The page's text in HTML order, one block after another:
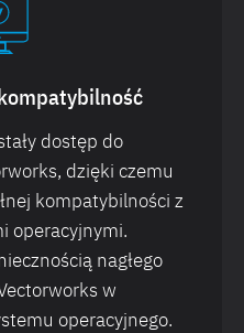
dostęp do
dzięki czemu
kompatybilności z
operacyjnymi.
nagłego
w
operacyjnego.